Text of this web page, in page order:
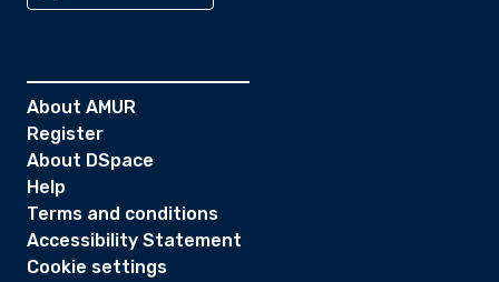
About AMUR
Register
About DSpace
Help
Terms and conditions
Accessibility Statement
Cookie settings